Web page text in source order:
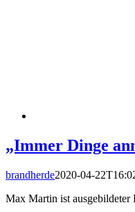
„Immer Dinge
brandherde2020-04-
Max Martin ist ausgebildeter